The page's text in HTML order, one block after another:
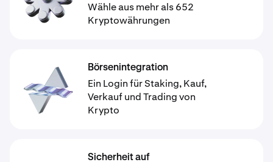
Wähle aus mehr als 652
Kryptowährungen
Börsenintegration
Ein Login für Staking, Kauf,
Verkauf und Trading von
Krypto
Sicherheit auf